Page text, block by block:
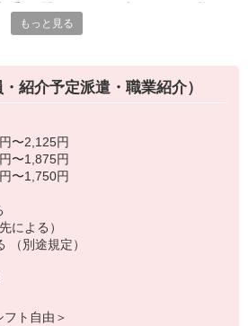
手（問題がないか、声をかけつつ様子を
サポート
トをしていただきます。
齢者との他愛もない会話から始めてみま
ネーターがイチからじっくりフォローし
分の希望の条件で働ける現場を探してみ
や勤務時間の条件交渉も代行します。
もっと見る
紹介予定派遣・職業紹介）
〜2,125円
〜1,875円
〜1,750円
による）
（別途規定）
ト自由＞